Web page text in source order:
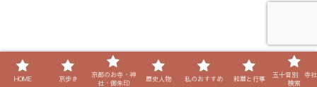
HOME 京歩き
京都のお寺・神
社・御朱印
歴史人物 私のおすすめ 和暦と行事
五十音別 寺社
検索